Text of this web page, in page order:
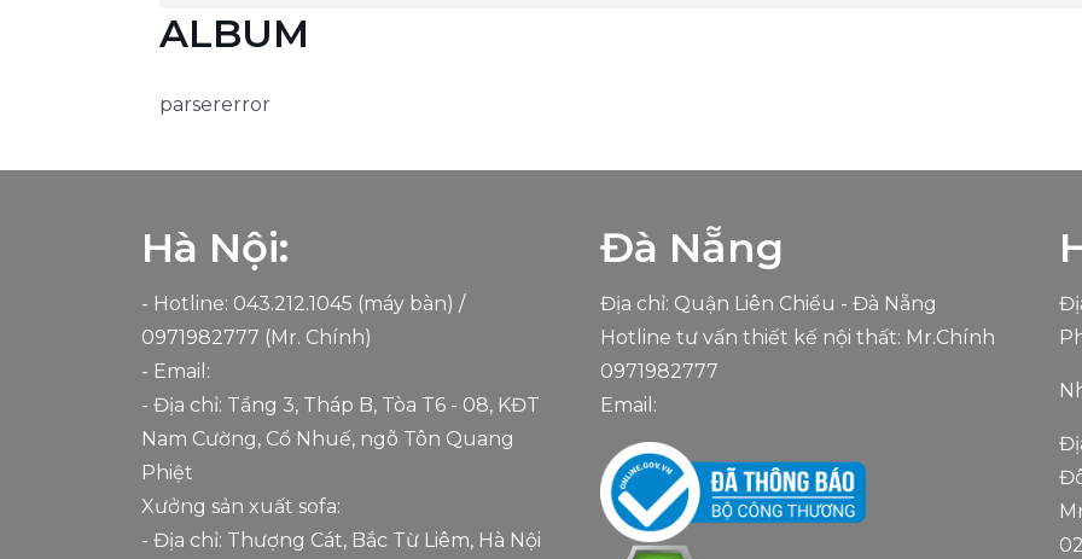
ALBUM
parsererror
Hà Nội:
- Hotline: 043.212.1045 (máy bàn) /
0971982777 (Mr. Chính)
- Email:
- Địa chỉ: Tầng 3, Tháp B, Tòa T6 - 08, KĐT
Nam Cường, Cổ Nhuế, ngõ Tôn Quang
Phiệt
Xưởng sản xuất sofa:
- Địa chỉ: Thượng Cát, Bắc Từ Liêm, Hà Nội
Đà Nẵng
Địa chỉ: Quận Liên Chiểu - Đà Nẵng
Hotline tư vấn thiết kế nội thất: Mr.Chính
0971982777
Email: